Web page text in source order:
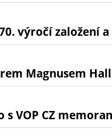
70. výročí založení
Magnusem
s VOP CZ